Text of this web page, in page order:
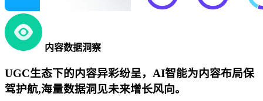
内容数据洞察
UGC生态下的内容异彩纷呈，AI智能为内容布局保
驾护航,海量数据洞见未来增长风向。